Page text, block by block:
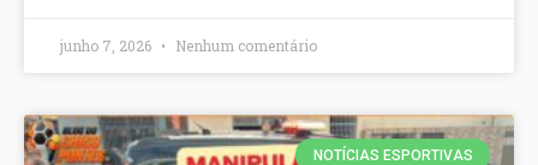
junho 7, 2026 Nenhum comentário
NOTÍCIAS ESPORTIVAS